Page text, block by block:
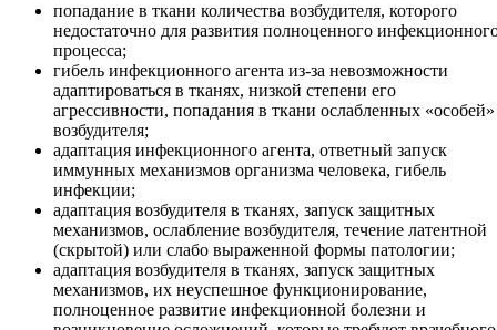
попадание в ткани количества возбудителя, которого
недостаточно для развития полноценного
процесса;
гибель инфекционного агента из-за невозможности
адаптироваться в тканях, низкой степени его
агрессивности, попадания в ткани ослабленных «особей»
возбудителя;
адаптация инфекционного агента, ответный запуск
иммунных механизмов организма человека, гибель
инфекции;
адаптация возбудителя в тканях, запуск защитных
механизмов, ослабление возбудителя, течение латентной
(скрытой) или слабо выраженной формы патологии;
адаптация возбудителя в тканях, запуск защитных
механизмов, их неуспешное функционирование,
полноценное развитие инфекционной болезни и